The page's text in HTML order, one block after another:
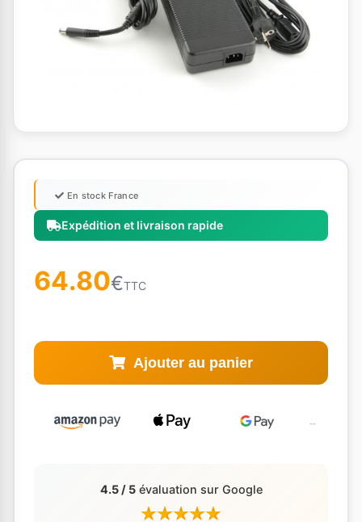
Expédition et livraison rapide
En stock France
64.80€TTC
Ajouter au panier
4.5 / 5évaluation sur Google